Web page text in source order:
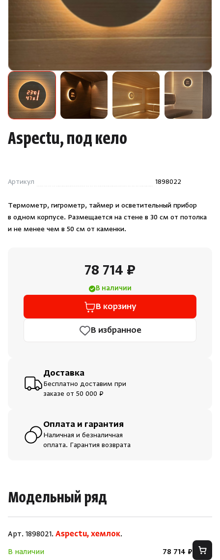
Камни для печей
Запчасти
Отопление
Для хаммама
Ароматы
Душевые поддоны и системы слива
Лёдогенераторы
Пародушевые
Aspectu, под кело
Артикул 1898022
Термометр, гигрометр, таймер и осветительный прибор
в одном корпусе. Размещается на стене в 30 см от потолка
и не менее чем в 50 см от каменки.
78 714 ₽
В наличии
В корзину
В избранное
Доставка
Бесплатно доставим при
заказе от 50 000 ₽
Оплата и гарантия
Наличная и безналичная
оплата. Гарантия возврата
Модельный ряд
Арт. 1898021. Aspectu, хемлок.
В наличии
78 714 ₽